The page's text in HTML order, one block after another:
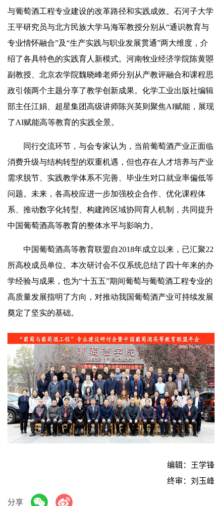
与葡萄酒工程专业建设的改革路径和实践成效。石河子大学
王平研究员与北方民族大学马海军教授分别从“通识教育与
专业情怀融合”及“生产实践与职业发展贯通”两大维度，介
绍了各具特色的实践育人新模式。河南牧业经济学院陈黄曌
副教授、北京农学院魏晓峰老师分别从产教评融合和课程思
政引领两个主题分享了教学创新成果。化学工业出版社编辑
部主任江娟、超星集团高级讲师陈兴英则聚焦AI赋能，展现
了AI赋能高等教育的实践全景。
同行交流环节，与会专家认为，当前葡萄酒产业正面临
消费升级与结构转型的双重机遇，但也存在人才培养与产业
需求脱节、实践教学体系不完善、毕业生对口就业率偏低等
问题。未来，各高校应进一步加强校企合作、优化课程体
系、推动数字化转型、构建跨区域协同育人机制，共同提升
中国葡萄酒高等教育的整体水平与影响力。
中国葡萄酒高等教育联盟自2018年成立以来，已汇聚22
所高校成员单位。本次研讨会不仅系统总结了四十年来的办
学经验与成果，也为“十五五”期间葡萄与葡萄酒工程专业的
高质量发展指明了方向，对推动我国葡萄酒产业可持续发展
奠定了坚实的基础。
编辑：王学锋
终审：刘玉峰
分享